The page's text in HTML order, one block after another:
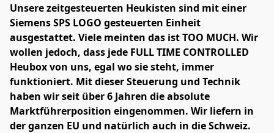
Unsere zeitgesteuerten Heukisten sind mit einer
Siemens SPS LOGO gesteuerten Einheit
ausgestattet. Viele meinten das ist TOO MUCH. Wir
wollen jedoch, dass jede FULL TIME CONTROLLED
Heubox von uns, egal wo sie steht, immer
funktioniert. Mit dieser Steuerung und Technik
haben wir seit über 6 Jahren die absolute
Marktführerposition eingenommen. Wir liefern in
der ganzen EU und natürlich auch in die Schweiz.